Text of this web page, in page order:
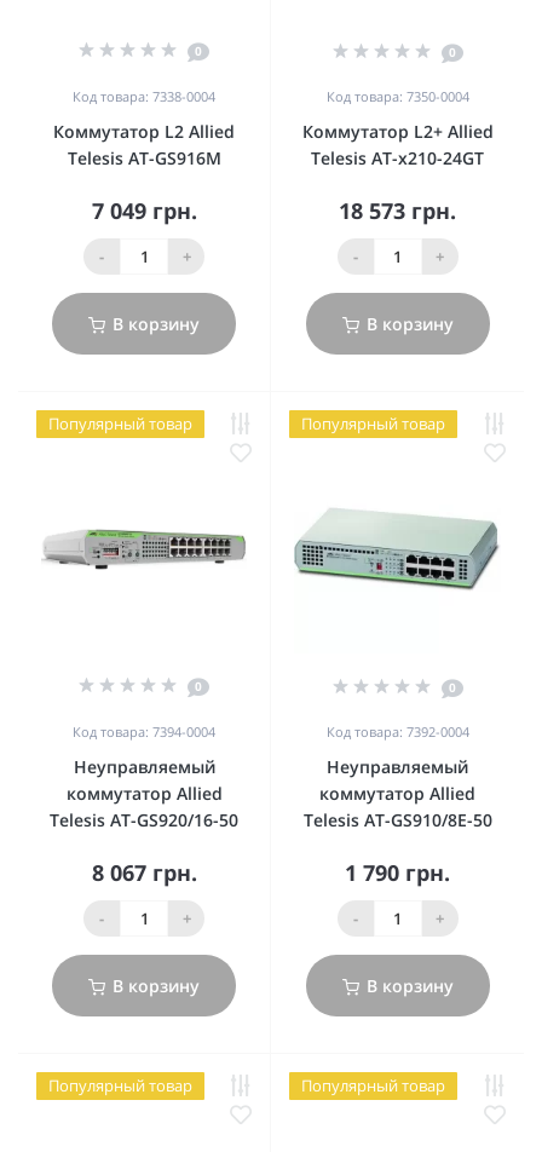
0
Код товара: 7338-0004
Коммутатор L2 Allied
Telesis AT-GS916M
7 049 грн.
- +
В корзину
0
Код товара: 7350-0004
Коммутатор L2+ Allied
Telesis AT-x210-24GT
18 573 грн.
- +
В корзину
Популярный товар
0
Код товара: 7394-0004
Неуправляемый
коммутатор Allied
Telesis AT-GS920/16-50
8 067 грн.
- +
В корзину
Популярный товар
0
Код товара: 7392-0004
Неуправляемый
коммутатор Allied
Telesis AT-GS910/8E-50
1 790 грн.
- +
В корзину
Популярный товар Популярный товар